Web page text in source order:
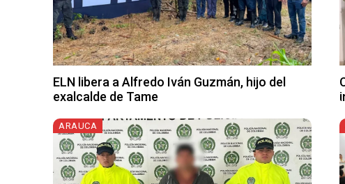
ELN libera a Alfredo Iván Guzmán, hijo del
exalcalde de Tame
ARAUCA